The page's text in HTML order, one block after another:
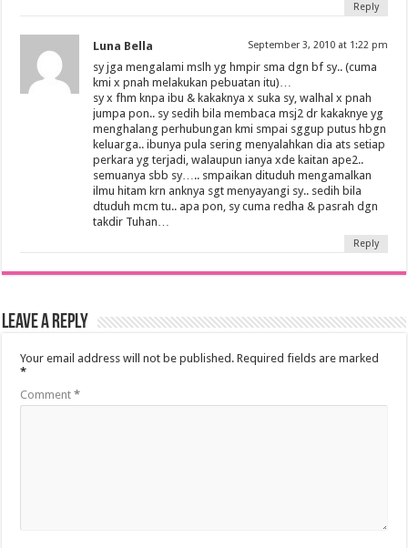
Reply
Luna Bella September 3, 2010 at 1:22 pm
sy jga mengalami mslh yg hmpir sma dgn bf sy.. (cuma
kmi x pnah melakukan pebuatan itu)…
sy x fhm knpa ibu & kakaknya x suka sy, walhal x pnah
jumpa pon.. sy sedih bila membaca msj2 dr kakaknye yg
menghalang perhubungan kmi smpai sggup putus hbgn
keluarga.. ibunya pula sering menyalahkan dia ats setiap
perkara yg terjadi, walaupun ianya xde kaitan ape2..
semuanya sbb sy….. smpaikan dituduh mengamalkan
ilmu hitam krn anknya sgt menyayangi sy.. sedih bila
dtuduh mcm tu.. apa pon, sy cuma redha & pasrah dgn
takdir Tuhan…
Reply
Leave a Reply
Your email address will not be published. Required fields are marked
*
Comment*